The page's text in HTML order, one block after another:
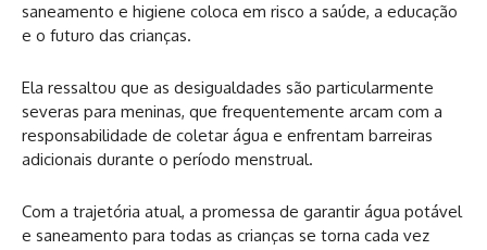
saneamento e higiene coloca em risco a saúde, a educação
e o futuro das crianças.
Ela ressaltou que as desigualdades são particularmente
severas para meninas, que frequentemente arcam com a
responsabilidade de coletar água e enfrentam barreiras
adicionais durante o período menstrual.
Com a trajetória atual, a promessa de garantir água potável
e saneamento para todas as crianças se torna cada vez